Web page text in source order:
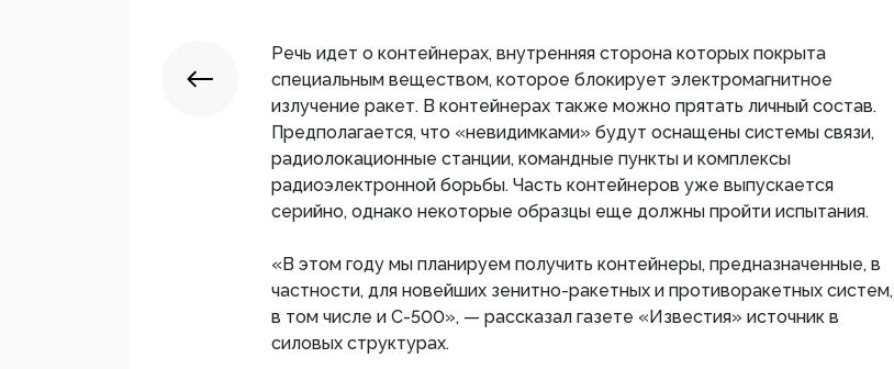
Речь идет о контейнерах, внутренняя сторона которых покрыта
специальным веществом, которое блокирует электромагнитное
излучение ракет. В контейнерах также можно прятать личный состав.
Предполагается, что «невидимками» будут оснащены системы связи,
радиолокационные станции, командные пункты и комплексы
радиоэлектронной борьбы. Часть контейнеров уже выпускается
серийно, однако некоторые образцы еще должны пройти испытания.
«В этом году мы планируем получить контейнеры, предназначенные, в
частности, для новейших зенитно-ракетных и противоракетных систем,
в том числе и С-500», — рассказал газете «Известия» источник в
силовых структурах.